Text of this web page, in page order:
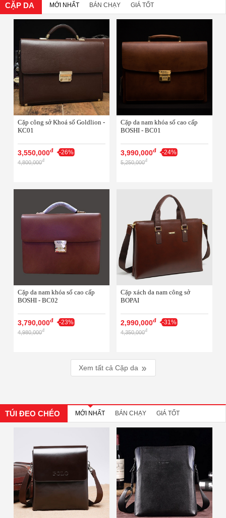
CẶP DA MỚI NHẤT BÁN CHẠY GIÁ TỐT
Cặp công sở Khoá số Goldlion -
KC01
3,550,000đ -26%
4,800,000đ
Cặp da nam khóa số cao cấp
BOSHI - BC01
3,990,000đ -24%
5,250,000đ
Cặp da nam khóa số cao cấp
BOSHI - BC02
3,790,000đ -23%
4,980,000đ
Cặp xách da nam công sở
BOPAI
2,990,000đ -31%
4,350,000đ
Xem tất cả Cặp da
TÚI ĐEO CHÉO MỚI NHẤT BÁN CHẠY GIÁ TỐT